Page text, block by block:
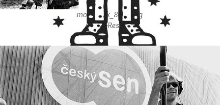
mobrazek_809.jpeg
Autor: Respekt